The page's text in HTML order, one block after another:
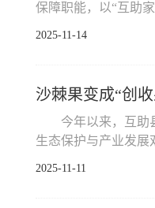
保障职能，以“互助
2025-11-14
沙棘果变成“创
今年以来，互助
生态保护与产业发展
2025-11-11